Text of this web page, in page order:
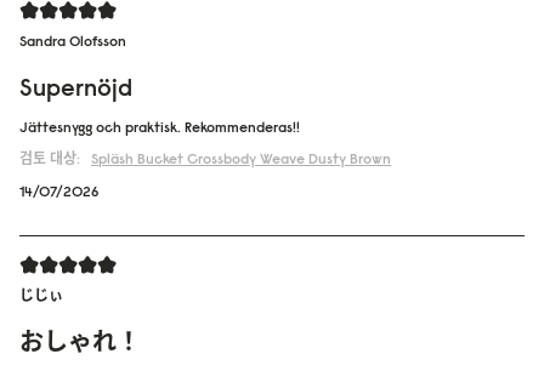
Sandra Olofsson
Supernöjd
Jättesnygg och praktisk. Rekommenderas!!
검토 대상:
Spläsh Bucket Crossbody Weave Dusty Brown
14/07/2026
じじぃ
おしゃれ！